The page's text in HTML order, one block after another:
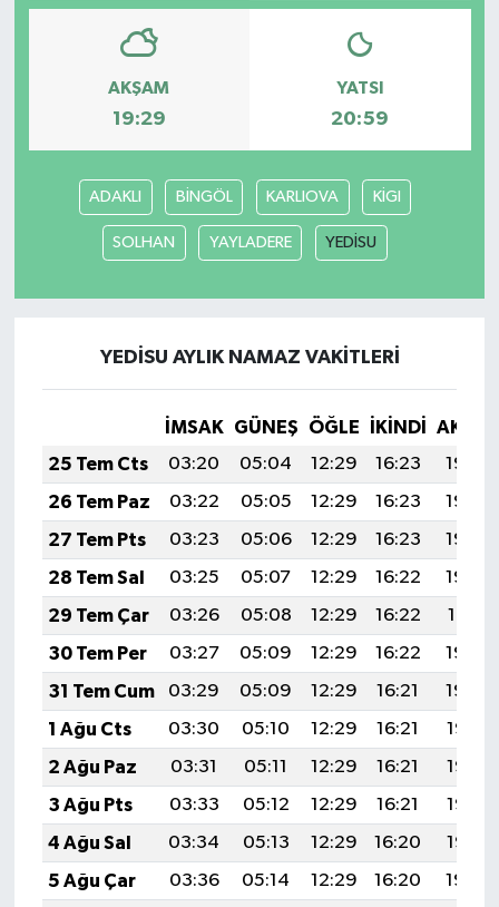
AKŞAM
19:29
YATSI
20:59
ADAKLI BİNGÖL KARLIOVA KİGI
SOLHAN YAYLADERE YEDİSU
YEDİSU AYLIK NAMAZ VAKITLERI
İMSAK GÜNEŞ ÖĞLE İKINDI
25 Tem Cts
03:20 05:04 12:29 16:23
19:45
26 Tem Paz
03:22 05:05 12:29 16:23
19:44
27 Tem Pts
03:23 05:06 12:29 16:23
19:43
28 Tem Sal
03:25 05:07 12:29 16:22
19:42
29 Tem Çar
03:26 05:08 12:29 16:22
19:41
30 Tem Per
03:27 05:09 12:29 16:22
19:40
31 Tem Cum
03:29 05:09 12:29 16:21
19:39
1 Ağu Cts
03:30 05:10 12:29 16:21
19:38
2 Ağu Paz
03:31 05:11 12:29 16:21
19:37
3 Ağu Pts
03:33 05:12 12:29 16:21
19:36
4 Ağu Sal
03:34 05:13 12:29 16:20
19:35
5 Ağu Çar
03:36 05:14 12:29 16:20
19:34